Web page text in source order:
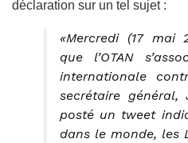
déclaration sur un tel sujet :
«Mercredi (17 mai
que l’OTAN
internationale
secrétaire général,
posté un tweet
dans le monde, les